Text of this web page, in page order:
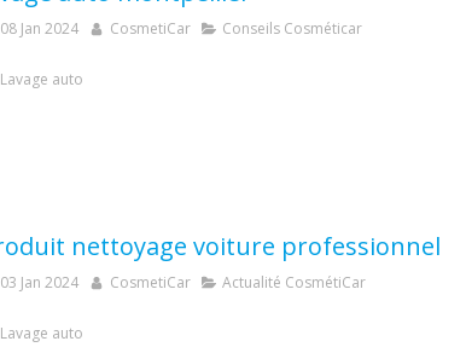
08 Jan 2024 CosmetiCar Conseils Cosméticar
Lavage auto
nettoyage voiture professionnel
03 Jan 2024 CosmetiCar Actualité CosmétiCar
Lavage auto